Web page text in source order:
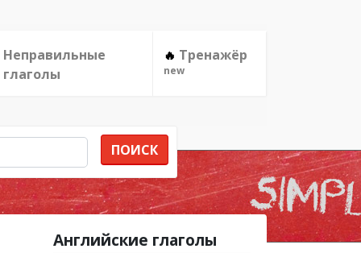
Неправильные
глаголы
🔥 Тренажёр
new
ПОИСК
Английские глаголы